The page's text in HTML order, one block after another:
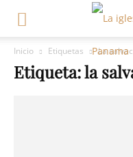
Inicio Etiquetas La
Etiqueta: la